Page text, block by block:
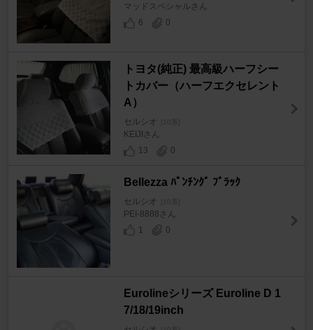
マッドスペシャルさん
6
0
トヨタ(純正) 最高級ハーフシー
トカバー（ハーフエクセレント
A）
セルシオ [10系]
KEIJIさん
13
0
Bellezza ﾊﾟﾝﾁﾝｸﾞ ﾌﾞﾗｯｸ
セルシオ [10系]
PEI-8888さん
1
0
Eurolineシリーズ Euroline D 1
7/18/19inch